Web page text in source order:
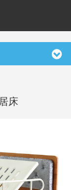
床